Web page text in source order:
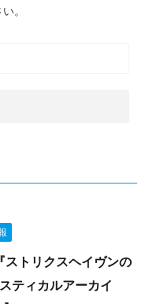
。
ストリクスヘイヴンの
ティカルアーカイ